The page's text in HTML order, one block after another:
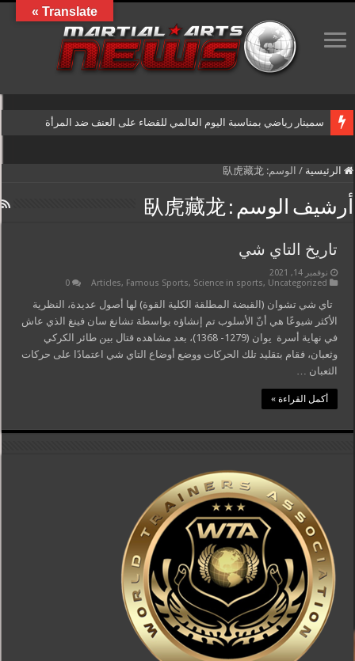
سمينار رياضي بمناسبة اليوم العالمي للقضاء على العنف ضد المرأة
الرئيسية / الوسم: 臥虎藏龙
أرشيف الوسم :臥虎藏龙
تاريخ التاي شي
نوفمبر 14, 2021
Articles, Famous Sports, Science in sports, Uncategorized
0
تاي شي تشوان (القبضة المطلقة الكلية القوة) لها أصول عديدة، النظرية
الأكثر شيوعًا هي أنّ الأسلوب تم إنشاؤه بواسطة تشانغ سان فينغ الذي عاش
في نهاية أسرة يوان (1279- 1368)، بعد مشاهده قتال بين طائر الكركي
وثعبان، فقام بتقليد تلك الحركات ووضع أوضاع التاي شي اعتمادًا على حركات
الثعبان …
أكمل القراءة »
Translate »